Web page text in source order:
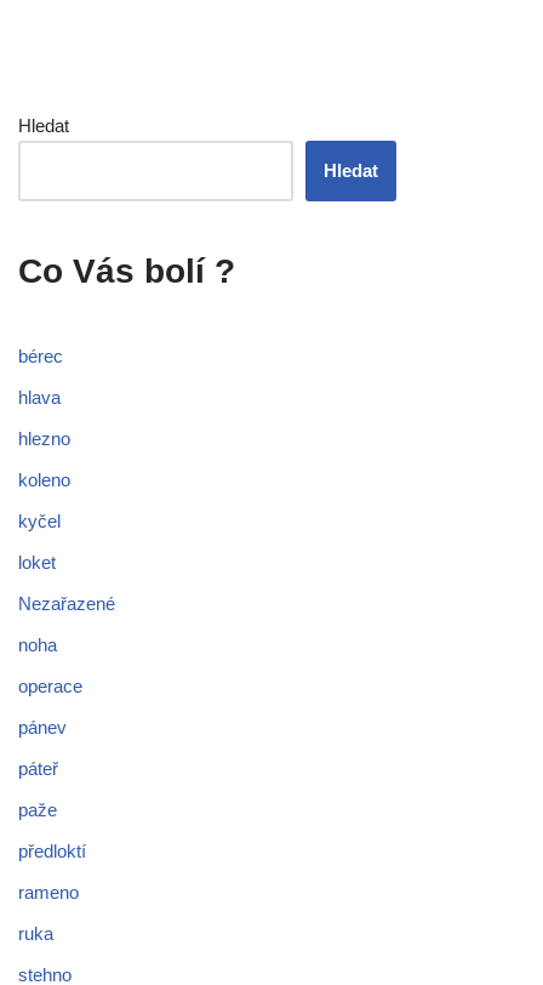
Hledat
Hledat
Co Vás bolí ?
bérec
hlava
hlezno
koleno
kyčel
loket
Nezařazené
noha
operace
pánev
páteř
paže
předloktí
rameno
ruka
stehno